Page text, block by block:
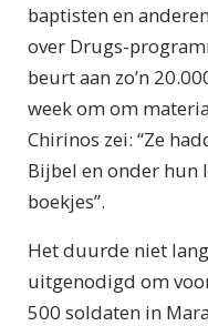
baptisten en
over Drugs-
beurt aan zo’n
week om om
Chirinos zei: “Ze
Bijbel en onder hun
boekjes”.
Het duurde niet
uitgenodigd om
500 soldaten in